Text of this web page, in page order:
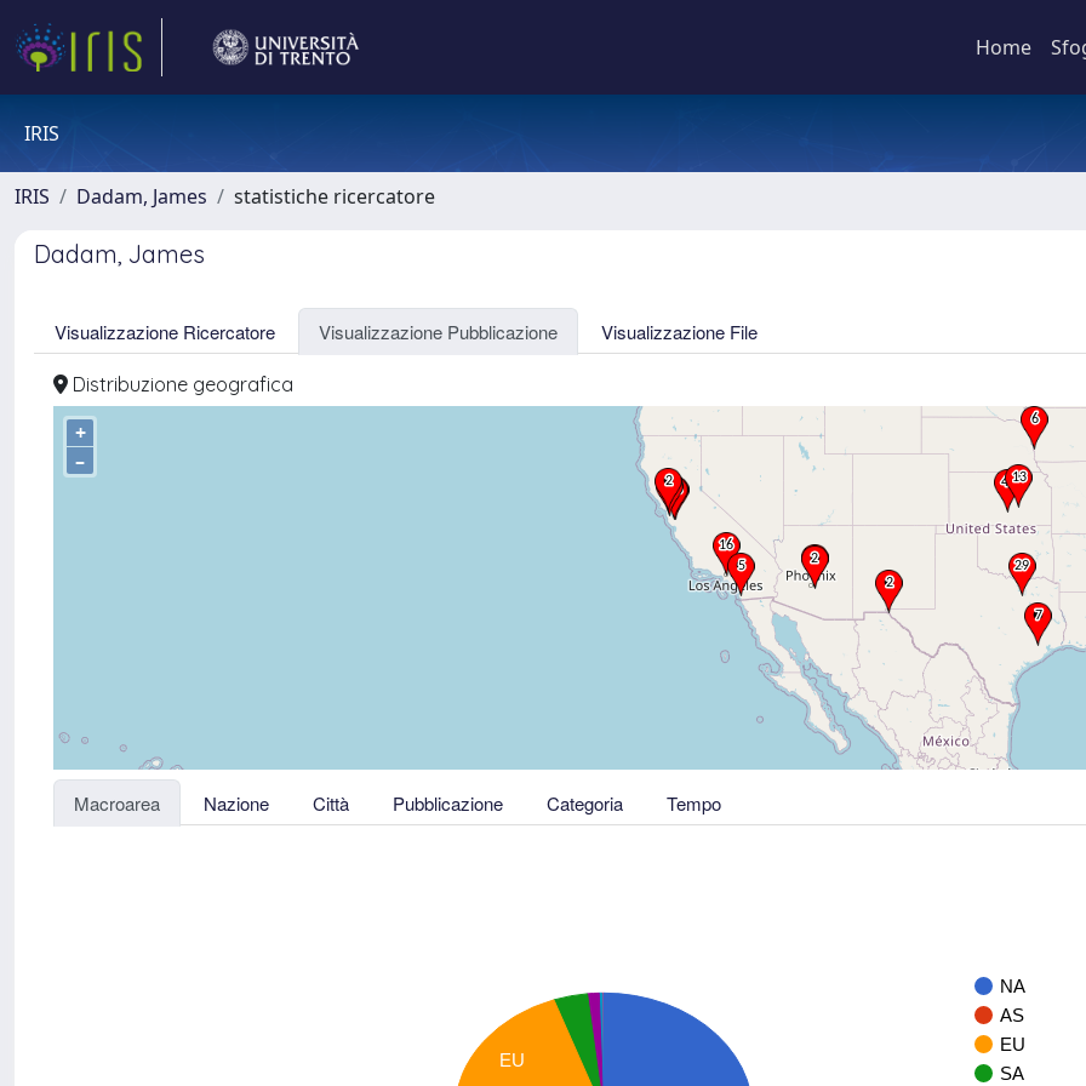
Home
IRIS
IRIS Dadam, James statistiche ricercatore
Dadam, James
Visualizzazione Ricercatore Visualizzazione Pubblicazione Visualizzazione File
Distribuzione geografica
+
–
Macroarea Nazione Città Pubblicazione Categoria Tempo
NA
AS
EU
SA
EU